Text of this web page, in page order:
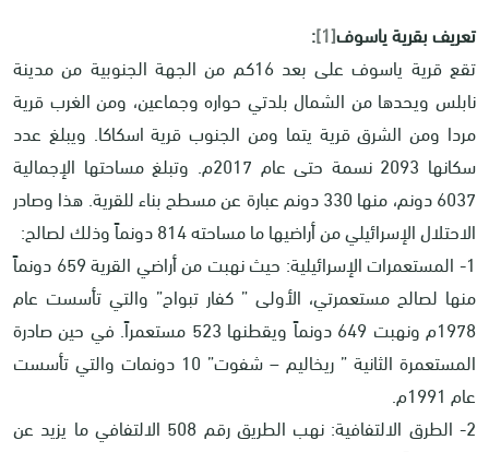
تعريف بقرية ياسوف[1]
:
تقع قرية ياسوف على بعد 16كم من الجهة الجنوبية من مدينة
نابلس ويحدها من الشمال بلدتي حواره وجماعين، ومن الغرب قرية
مردا ومن الشرق قرية يتما ومن الجنوب قرية اسكاكا. ويبلغ عدد
سكانها 2093 نسمة حتى عام 2017م. وتبلغ مساحتها الإجمالية
6037 دونم، منها 330 دونم عبارة عن مسطح بناء للقرية. هذا وصادر
الاحتلال الإسرائيلي من أراضيها ما مساحته 814 دونماً وذلك لصالح:
1- المستعمرات الإسرائيلية: حيث نهبت من أراضي القرية 659 دونماً
منها لصالح مستعمرتي، الأولى ” كفار تبواح” والتي تأسست عام
1978م ونهبت 649 دونماً ويقطنها 523 مستعمراً. في حين صادرة
المستعمرة الثانية ” ريخاليم – شفوت” 10 دونمات والتي تأسست
عام 1991م.
2- الطرق الالتفافية: نهب الطريق رقم 508 الالتفافي ما يزيد عن